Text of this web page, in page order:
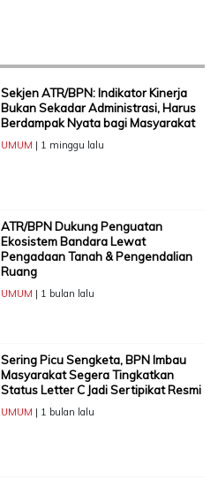
Sekjen ATR/BPN: Indikator Kinerja
Bukan Sekadar Administrasi, Harus
Berdampak Nyata bagi Masyarakat
UMUM | 1 minggu lalu
ATR/BPN Dukung Penguatan
Ekosistem Bandara Lewat
Pengadaan Tanah & Pengendalian
Ruang
UMUM | 1 bulan lalu
Sering Picu Sengketa, BPN Imbau
Masyarakat Segera Tingkatkan
Status Letter C Jadi Sertipikat Resmi
UMUM | 1 bulan lalu